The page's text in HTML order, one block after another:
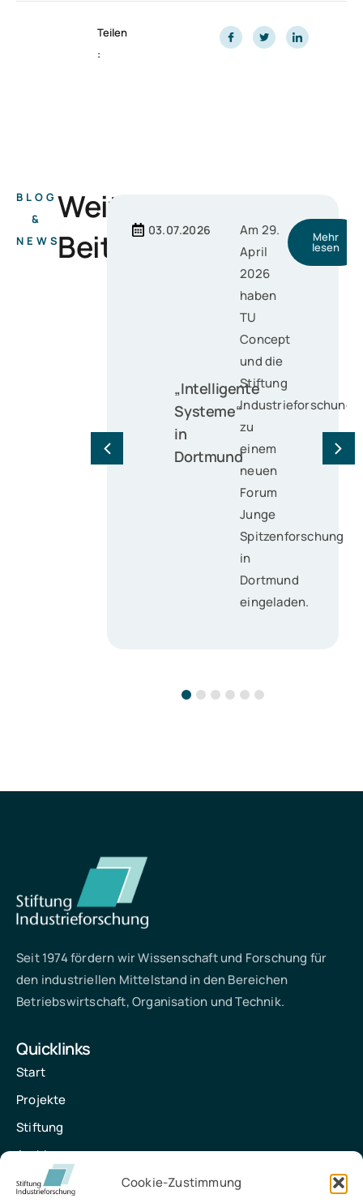
Cookie-Zustimmung
Teilen
:
BLOG
&
NEWS
Weitere
Beiträge03.07.2026
„Intelligente
Systeme“
in
Dortmund
Am 29.
April
2026
haben
TU
Concept
und die
Stiftung
Industrieforschung
zu
einem
neuen
Forum
Junge
Spitzenforschung
in
Dortmund
eingeladen.
Mehr
lesen
Seit 1974 fördern wir Wissenschaft und Forschung für
den industriellen Mittelstand in den Bereichen
Betriebswirtschaft, Organisation und Technik.
Quicklinks
Start
Projekte
Stiftung
Archiv
Kontakt